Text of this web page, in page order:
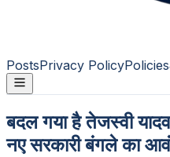
PostsPrivacy PolicyPolicies
बदल गया है तेजस्वी
नए सरकारी बंगले का